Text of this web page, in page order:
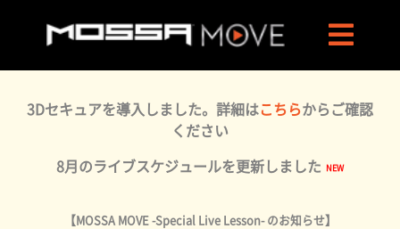
3Dセキュアを導入しました。詳細はこちらからご確認
ください
8月のライブスケジュールを更新しました
【MOSSA MOVE -Special Live Lesson- のお知らせ】